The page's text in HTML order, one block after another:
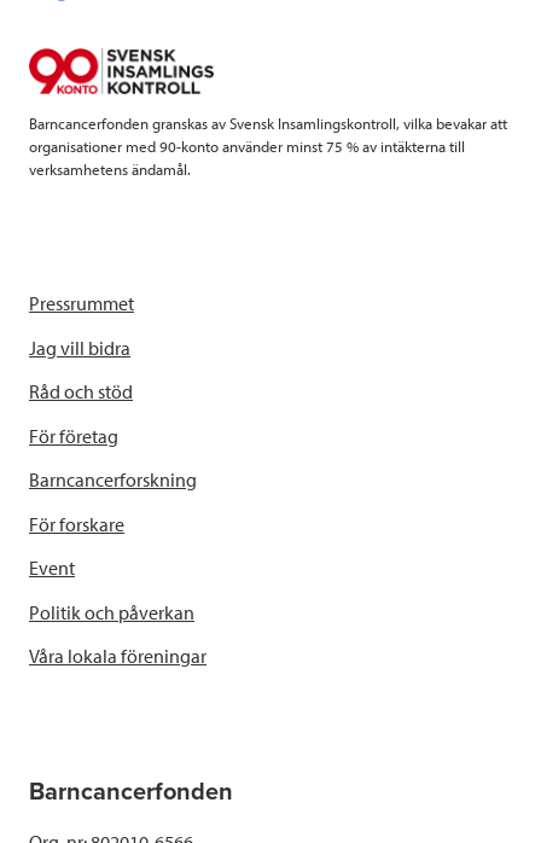
k
Barncancerfonden granskas av Svensk Insamlingskontroll, vilka bevakar att
organisationer med 90-konto använder minst 75 % av intäkterna till
verksamhetens ändamål.
Pressrummet
Jag vill bidra
Råd och stöd
För företag
Barncancerforskning
För forskare
Event
Politik och påverkan
Våra lokala föreningar
Barncancerfonden